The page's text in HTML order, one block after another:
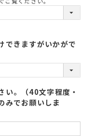
できますがいかがで
い。（40文字程度・
みでお願いしま